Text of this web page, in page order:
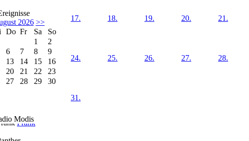
2026 >>
Do Fr Sa
So
1
2
6 7 8
9
13 14 15
16
20 21 22
23
27 28 29
30
Modis
Frank
17. 18. 19. 20. 21.
24. 25. 26. 27. 28.
31.